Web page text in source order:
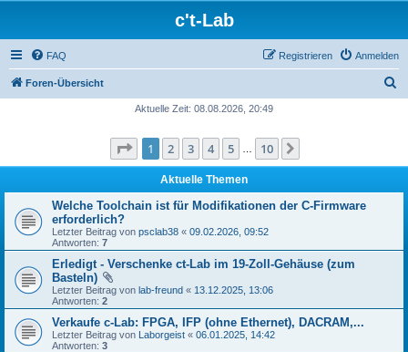
c't-Lab
FAQ Anmelden
Registrieren
Foren-Übersicht
e
Aktuelle Zeit: 08.08.2026, 20:49
Seite 1von 10
1 2 3 4 5 10
Aktuelle Themen
Welche Toolchain ist für Modifikationen der C-Firmware
erforderlich?
Letzter Beitrag von psclab38 « 09.02.2026, 09:52
Antworten: 7
Erledigt - Verschenke ct-Lab im 19-Zoll-Gehäuse (zum
Basteln)
Letzter Beitrag von lab-freund « 13.12.2025, 13:06
Antworten: 2
Verkaufe c-Lab: FPGA, IFP (ohne Ethernet), DACRAM,...
Letzter Beitrag von Laborgeist « 06.01.2025, 14:42
Antworten: 3